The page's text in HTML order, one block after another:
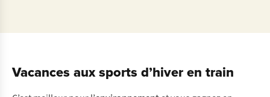
Vacances aux sports d’hiver en train